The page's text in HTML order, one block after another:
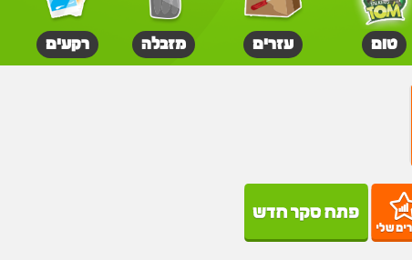
טום עזרים מזבלה רקעים